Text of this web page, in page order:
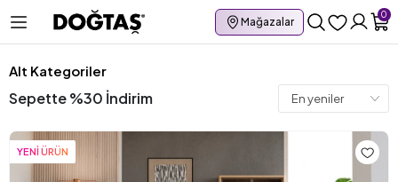
Mağazalar
0
Alt Kategoriler
Sepette %30 İndirim
YENİ ÜRÜN